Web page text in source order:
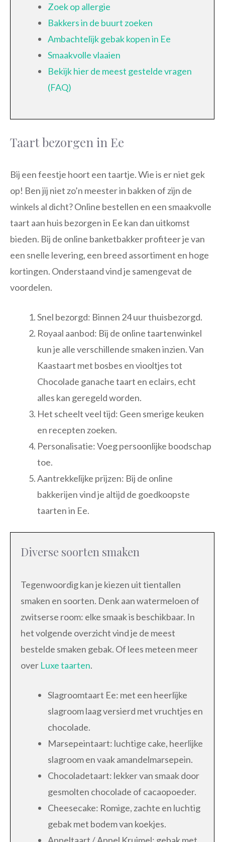
Zoek op allergie
Bakkers in de buurt zoeken
Ambachtelijk gebak kopen in Ee
Smaakvolle vlaaien
Bekijk hier de meest gestelde vragen
(FAQ)
Taart bezorgen in Ee
Bij een feestje hoort een taartje. Wie is er niet gek
op! Ben jij niet zo’n meester in bakken of zijn de
winkels al dicht? Online bestellen en een smaakvolle
taart aan huis bezorgen in Ee kan dan uitkomst
bieden. Bij de online banketbakker profiteer je van
een snelle levering, een breed assortiment en hoge
kortingen. Onderstaand vind je samengevat de
voordelen.
Snel bezorgd: Binnen 24 uur thuisbezorgd.
Royaal aanbod: Bij de online taartenwinkel
kun je alle verschillende smaken inzien. Van
Kaastaart met bosbes en viooltjes tot
Chocolade ganache taart en eclairs, echt
alles kan geregeld worden.
Het scheelt veel tijd: Geen smerige keuken
en recepten zoeken.
Personalisatie: Voeg persoonlijke boodschap
toe.
Aantrekkelijke prijzen: Bij de online
bakkerijen vind je altijd de goedkoopste
taarten in Ee.
Diverse soorten smaken
Tegenwoordig kan je kiezen uit tientallen
smaken en soorten. Denk aan watermeloen of
zwitserse room: elke smaak is beschikbaar. In
het volgende overzicht vind je de meest
bestelde smaken gebak. Of lees meteen meer
over Luxe taarten.
Slagroomtaart Ee: met een heerlijke
slagroom laag versierd met vruchtjes en
chocolade.
Marsepeintaart: luchtige cake, heerlijke
slagroom en vaak amandelmarsepein.
Chocoladetaart: lekker van smaak door
gesmolten chocolade of cacaopoeder.
Cheesecake: Romige, zachte en luchtig
gebak met bodem van koekjes.